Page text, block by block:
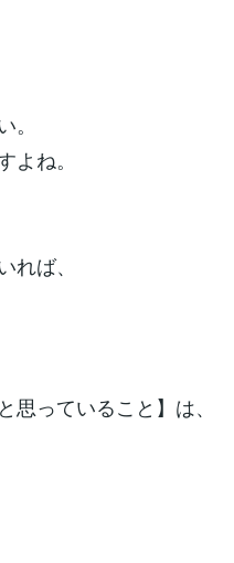
ね。
ば、
思っていること】は、